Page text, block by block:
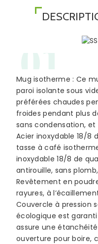
01
Mug isotherme : Ce
paroi isolante sous
préférées chaudes
froides pendant plus
sans condensation, et
Acier inoxydable 18/8
tasse à café
inoxydable 18/8 de
antirouille, sans
Revêtement en
rayures, à
Couvercle à pression
écologique est garanti
assure une
ouverture pour boire,